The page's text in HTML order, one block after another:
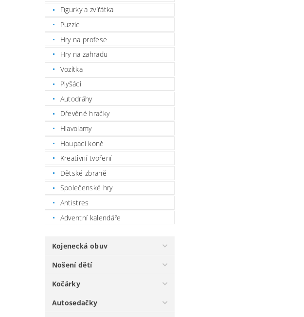
Figurky a zvířátka
Puzzle
Hry na profese
Hry na zahradu
Vozítka
Plyšáci
Autodráhy
Dřevěné hračky
Hlavolamy
Houpací koně
Kreativní tvoření
Dětské zbraně
Společenské hry
Antistres
Adventní kalendáře
Kojenecká obuv
Nošení dětí
Kočárky
Autosedačky